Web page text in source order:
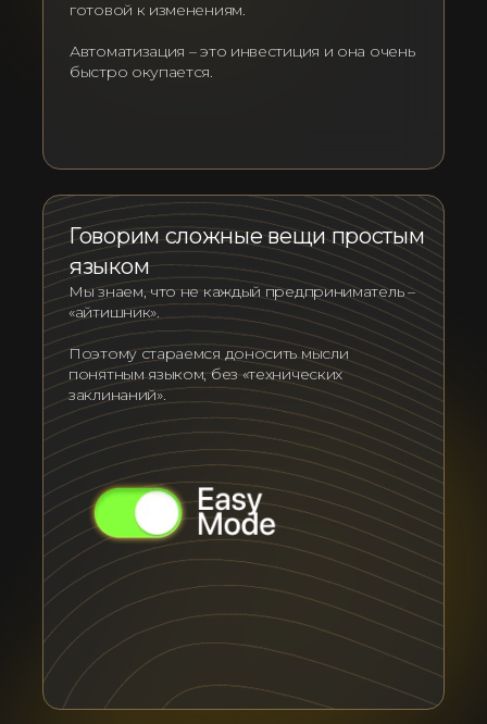
готовой к изменениям.
Автоматизация – это инвестиция и она очень
быстро окупается.
Говорим сложные вещи простым
языком
Мы знаем, что не каждый предприниматель –
«айтишник».
Поэтому стараемся доносить мысли
понятным языком, без «технических
заклинаний».